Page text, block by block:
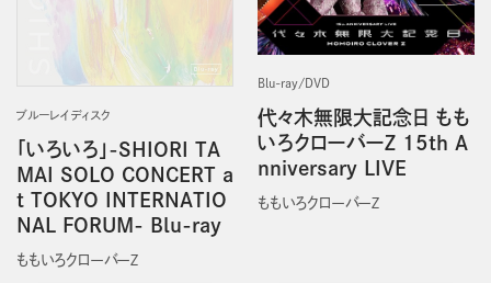
ブルーレイディスク
「いろいろ」-SHIORI TA
MAI SOLO CONCERT a
t TOKYO INTERNATIO
NAL FORUM- Blu-ray
ももいろクローバーＺ
Blu-ray/DVD
代々木無限大記念日 もも
いろクローバーＺ 15th A
nniversary LIVE
ももいろクローバーＺ